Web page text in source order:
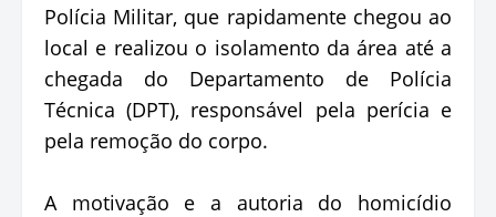
Polícia Militar, que rapidamente chegou ao
local e realizou o isolamento da área até a
chegada do Departamento de Polícia
Técnica (DPT), responsável pela perícia e
pela remoção do corpo.
A motivação e a autoria do homicídio